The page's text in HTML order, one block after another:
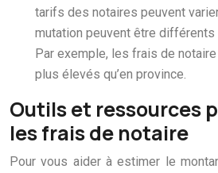
tarifs des notaires peuvent
mutation peuvent être différents
Par exemple, les frais de
plus élevés qu’en province.
Outils et ressources
les frais de notaire
Pour vous aider à estimer le